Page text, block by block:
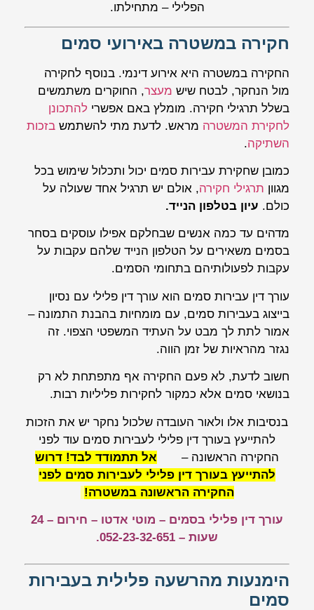
הפלילי – מתחילתו.
חקירה במשטרה באירועי סמים
החקירה במשטרה היא אירוע דינמי. בנוסף לחקירה
מול הנחקר, לבטח שיש מעצר, החוקרים משתמשים
בשלל תרגילי חקירה. מומלץ באם אפשרי להתכונן
לחקירת המשטרה מראש. לדעת מתי להשתמש בזכות
השתיקה.
כמובן שחקירת עבירות סמים יכול ותכלול שימוש בכל
מגוון תרגילי חקירה, אולם יש תרגיל אחד שעולה על
כולם. עיון בטלפון הנייד.
מדהים עד כמה אנשים שבחלקם אפילו עוסקים בסחר
בסמים משאירים על הטלפון הנייד שלהם עקבות על
עקבות לפעולותיהם בתחומי הסמים.
עורך דין עבירות סמים הוא עורך דין פלילי עם נסיון
בייצוג בעבירות סמים, עם מומחיות בהבנת התמונה –
אמור לתת לך מבט על העתיד המשפטי הצפוי. זה
נגזר מהראיות של זמן הווה.
חשוב לדעת, לא פעם החקירה אף מתפתחת לא רק
בנושאי סמים אלא כמקור לחקירות פליליות רבות.
בנסיבות אלו ולאור העובדה שלכול נחקר יש את הזכות
להתייעץ בעורך דין פלילי לעבירות סמים עוד לפני
החקירה הראשונה – אל תתמודד לבד! דרוש
להתייעץ בעורך דין פלילי לעבירות סמים לפני
החקירה הראשונה במשטרה!
עורך דין פלילי בסמים – מוטי אדטו – חירום – 24
שעות – 052-23-32-651.
הימנעות מהרשעה פלילית בעבירות
סמים